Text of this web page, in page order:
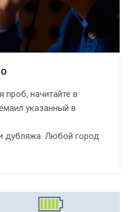
проб, начитайте в
указанный в
дубляжа. Любой город